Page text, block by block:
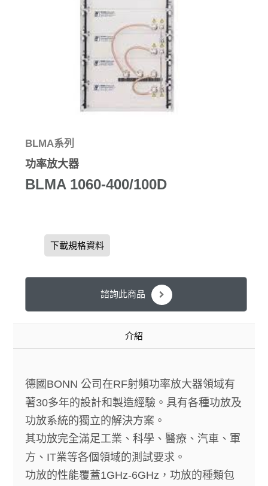
BLMA系列
功率放大器
BLMA 1060-400/100D
下載規格資料
諮詢此商品
介紹
德國 BONN 公司在RF射頻功率放大器領域有
著30多年的設計和製造經驗。具有各種功放及
功放系統的獨立的解決方案。
其功放完全滿足工業、科學、醫療、汽車、軍
方、 IT業等各個領域的測試要求。
功放的性能覆蓋1GHz-6GHz ， 功放的種類包